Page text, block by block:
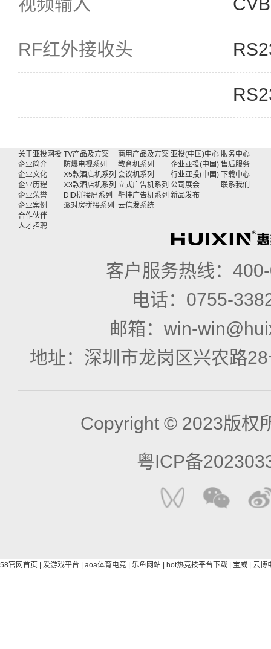
RF红外接收头
客户服务热线：
电话： 0755-
邮箱： win-
地址： 深圳市龙岗区兴农路
关于亚投网投
企业简介
企业文化
企业历程
企业荣誉
企业案例
合作伙伴
人才招聘
TV产品及方案
防爆电视系列
X5款酒店机系列
X3款酒店机系列
DID拼接屏系列
派对房拼接系列
商用产品及方案
教育机系列
会议机系列
立式广告机系列
壁挂广告机系列
云信发系统
亚投(中国)中心
企业亚投(中国)
行业亚投(中国)
公司展会
新品发布
服务中心
售后服务
下载中心
联系我们
Copyright © 2023版权
粤ICP备
58官网首页 | 爱游戏平台 | aoa体育电竞 | 乐鱼网站 | hot热竞技平台下载 | 宝威 | 云博